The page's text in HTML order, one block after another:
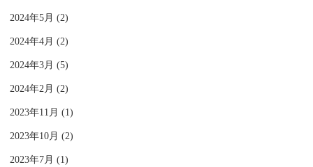
2024年5月 (2)
2024年4月 (2)
2024年3月 (5)
2024年2月 (2)
2023年11月 (1)
2023年10月 (2)
2023年7月 (1)